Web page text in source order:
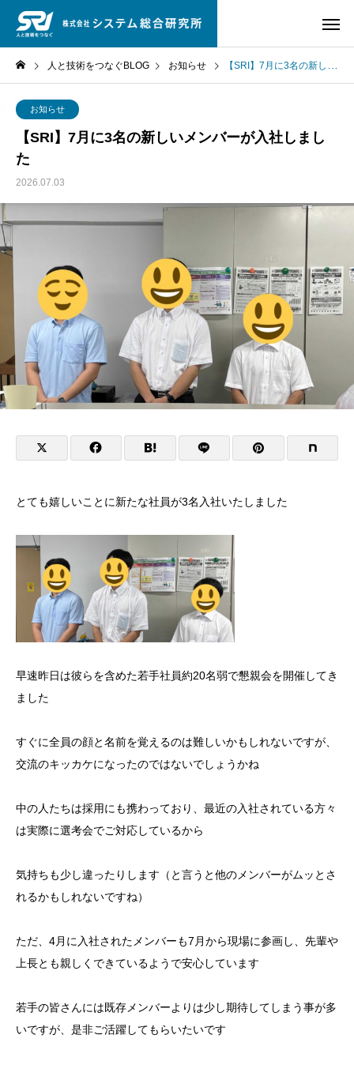
人と技術をつなぐBLOG お知らせ 【SRI】7月に3名の新しいメンバーが入社しました
お知らせ
【SRI】7月に3名の新しいメンバーが入社しまし
た
2026.07.03
とても嬉しいことに新たな社員が3名入社いたしました
早速昨日は彼らを含めた若手社員約20名弱で懇親会を開催してき
ました
すぐに全員の顔と名前を覚えるのは難しいかもしれないですが、
交流のキッカケになったのではないでしょうかね
中の人たちは採用にも携わっており、最近の入社されている方々
は実際に選考会でご対応しているから
気持ちも少し違ったりします（と言うと他のメンバーがムッとさ
れるかもしれないですね）
ただ、4月に入社されたメンバーも7月から現場に参画し、先輩や
上長とも親しくできているようで安心しています
若手の皆さんには既存メンバーよりは少し期待してしまう事が多
いですが、是非ご活躍してもらいたいです